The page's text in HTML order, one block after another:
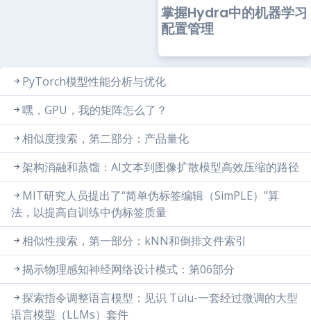
掌握Hydra中的机器学习
配置管理
PyTorch模型性能分析与优化
嘿，GPU，我的矩阵怎么了？
相似度搜索，第二部分：产品量化
架构消融和蒸馏：AI文本到图像扩散模型高效压缩的路径
MIT研究人员提出了“简单伪标签编辑（SimPLE）”算
法，以提高自训练中伪标签质量
相似性搜索，第一部分：kNN和倒排文件索引
揭示物理感知神经网络设计模式：第06部分
探索指令调整语言模型：见识 Tülu-一套经过微调的大型
语言模型（LLMs）套件